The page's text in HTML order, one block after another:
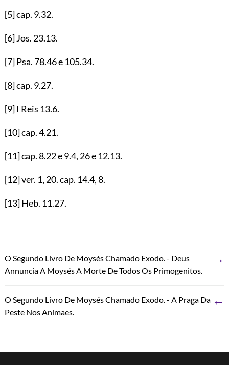
[5]cap. 9.32.
[6]Jos. 23.13.
[7]Psa. 78.46e 105.34.
[8]cap. 9.27.
[9]I Reis 13.6.
[10]cap.4.21.
[11]cap.8.22e9.4, 26e 12.13.
[12]ver. 1, 20. cap. 14.4,8.
[13]Heb. 11.27.
O Segundo Livro De Moysés Chamado Exodo. - Deus
Annuncia A Moysés A Morte De Todos Os Primogenitos.
→
O Segundo Livro De Moysés Chamado Exodo. - A Praga Da
Peste Nos Animaes.
←